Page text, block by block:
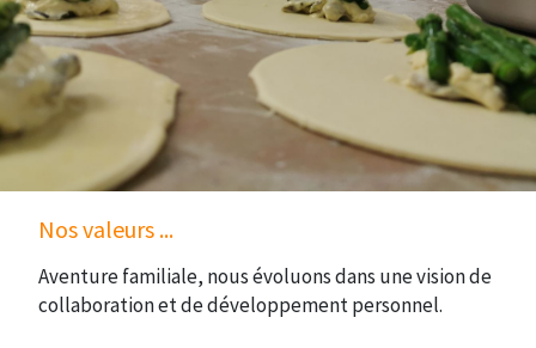
Nos valeurs ...
Aventure familiale, nous évoluons dans une vision de
collaboration et de développement personnel.